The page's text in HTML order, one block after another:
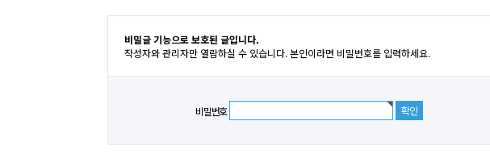
비밀글 기능으로 보호된 글입니다.
작성자와 관리자만 열람하실 수 있습니다. 본인이라면 비밀번호를 입력하세요.
비밀번호